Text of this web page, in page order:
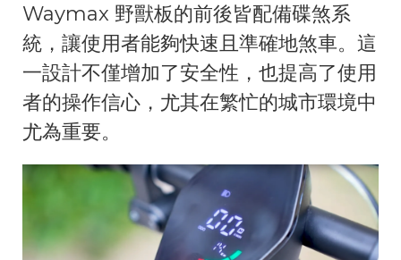
Waymax 野獸板的前後皆配備碟煞系
統，讓使用者能夠快速且準確地煞車。這
一設計不僅增加了安全性，也提高了使用
者的操作信心，尤其在繁忙的城市環境中
尤為重要。